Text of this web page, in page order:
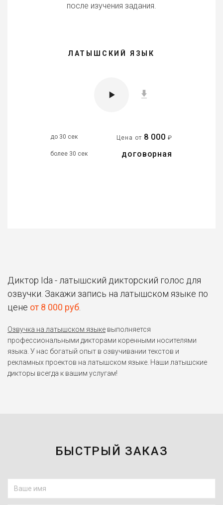
после изучения задания.
ЛАТЫШСКИЙ ЯЗЫК
до 30 сек Цена от 8 000 ₽
более 30 сек договорная
Диктор Ida - латышский дикторский голос для
озвучки. Закажи запись на латышском языке по
цене от 8 000 руб
Озвучка на латышском языке выполняется
профессиональными дикторами коренными носителями
языка. У нас богатый опыт в озвучивании текстов и
рекламных проектов на латышском языке. Наши латышские
дикторы всегда к вашим услугам!
БЫСТРЫЙ ЗАКАЗ